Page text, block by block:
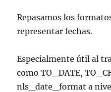
Repasamos los
representar fechas.
Especialmente útil al
como TO_DATE,
nls_date_format a